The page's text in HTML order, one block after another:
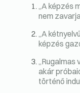
„A képzés
nem
„A
képzés
akár
történő